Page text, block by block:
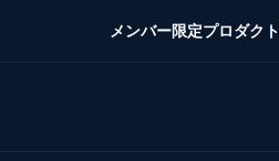
メンバー限定プロダクト